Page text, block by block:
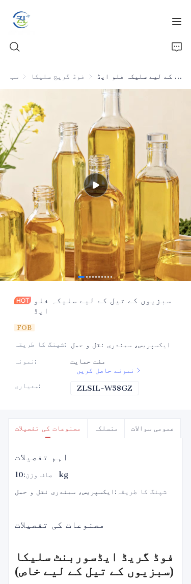
سب فوڈ گریج سلیکا فوڈ گریج سلیکا سبزیوں کے تیل کے لیے سلیکہ فلو ایڈ
سبزیوں کے تیل کے لیے سلیکہ فلو
ایڈ
FOB
شپنگ کا طریقہ:
ایکسپریس، سمندری نقل و حمل
نمونہ :
مفت حمایت
نمونے حاصل کریں
معیاری: ZLSIL-W58GZ
مصنوعات کی تفصیلات منسلکہ عمومی سوالات
اہم تفصیلات
صاف وزن:
10 kg
شپنگ کا طریقہ : ایکسپریس، سمندری نقل و حمل
مصنوعات کی تفصیلات
فوڈ گریڈ ایڈسوربنٹ سلیکا
(سبزیوں کے تیل کے لیے خاص)
گھر
مصنوعات
خبریں
تمام سلکا
ہمارے بارے میں